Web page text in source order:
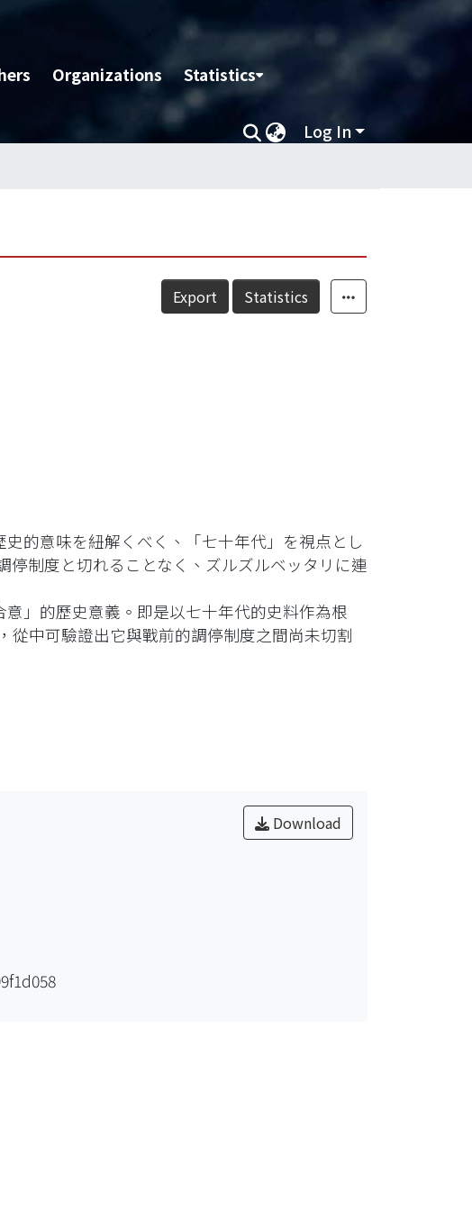
Organizations Statistics
Log In
Export Statistics
的意味を紐解くべく、「七十年代」を視点とし
制度と切れることなく、ズルズルベッタリに連
」的歷史意義。即是以七十年代的史料作為根
中可驗證出它與戰前的調停制度之間尚未切割
Download